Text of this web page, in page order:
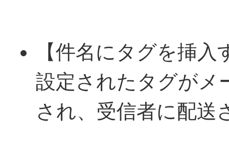
【件名にタグを挿入
設定されたタグがメ
され、受信者に配送